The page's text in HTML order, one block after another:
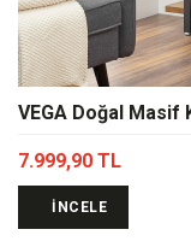
VEGA Doğal Masif
7.999,90 TL
İNCELE